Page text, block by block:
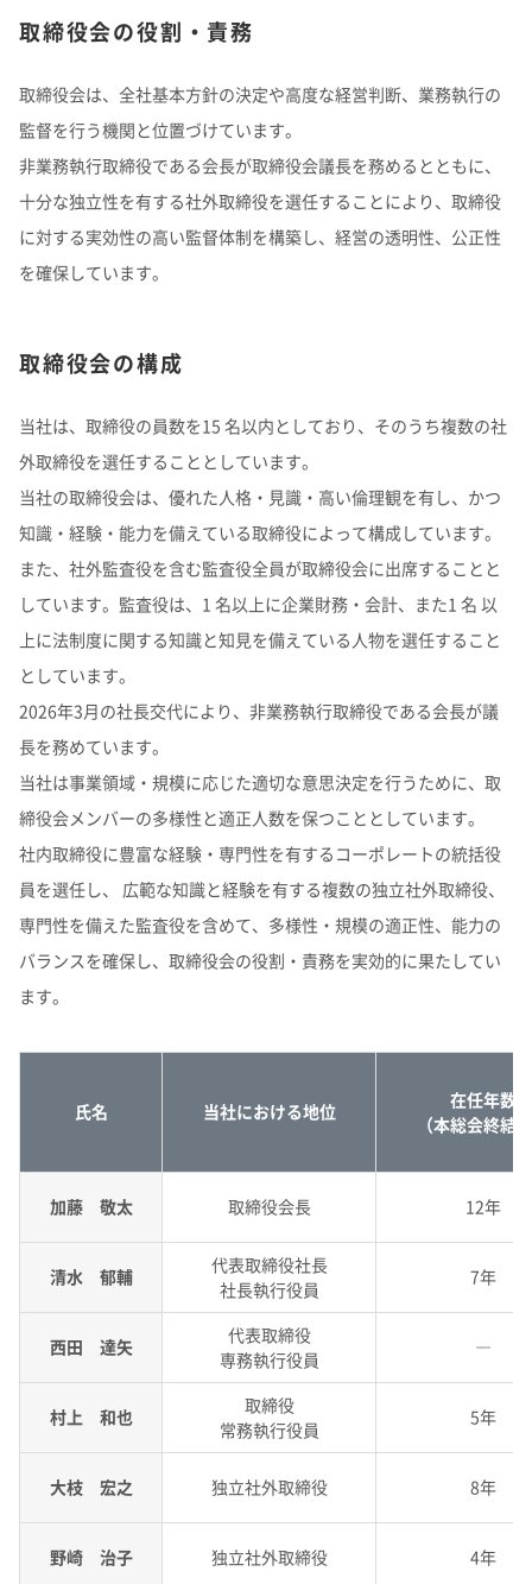
取締役会の役割・責務
取締役会は、全社基本方針の決定や高度な経営判断、業務執行の
監督を行う機関と位置づけています。
非業務執行取締役である会長が取締役会議長を務めるとともに、
十分な独立性を有する社外取締役を選任することにより、取締役
に対する実効性の高い監督体制を構築し、経営の透明性、公正性
を確保しています。
取締役会の構成
当社は、取締役の員数を15 名以内としており、そのうち複数の社
外取締役を選任することとしています。
当社の取締役会は、優れた人格・見識・高い倫理観を有し、かつ
知識・経験・能力を備えている取締役によって構成しています。
また、社外監査役を含む監査役全員が取締役会に出席することと
しています。監査役は、1 名以上に企業財務・会計、また1 名 以
上に法制度に関する知識と知見を備えている人物を選任すること
としています。
2026年3月の社長交代により、非業務執行取締役である会長が議
長を務めています。
当社は事業領域・規模に応じた適切な意思決定を行うために、取
締役会メンバーの多様性と適正人数を保つこととしています。
社内取締役に豊富な経験・専門性を有するコーポレートの統括役
員を選任し、 広範な知識と経験を有する複数の独立社外取締役、
専門性を備えた監査役を含めて、多様性・規模の適正性、能力の
バランスを確保し、取締役会の役割・責務を実効的に果たしてい
ます。
氏名 当社における地位
在任年数
（本総会終結
加藤 敬太 取締役会長 12年
清水 郁輔
代表取締役社長
社長執行役員
7年
西田 達矢
代表取締役
専務執行役員
―
村上 和也
取締役
常務執行役員
5年
大枝 宏之 独立社外取締役 8年
野崎 治子 独立社外取締役 4年